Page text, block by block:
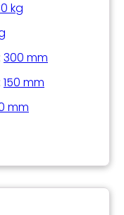
kg
300 mm
150 mm
mm